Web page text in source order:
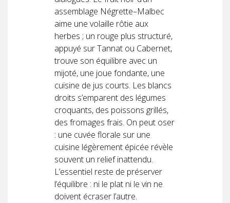
assemblage Négrette–Malbec
aime une volaille rôtie aux
herbes ; un rouge plus structuré,
appuyé sur Tannat ou Cabernet,
trouve son équilibre avec un
mijoté, une joue fondante, une
cuisine de jus courts. Les blancs
droits s’emparent des légumes
croquants, des poissons grillés,
des fromages frais. On peut oser
: une cuvée florale sur une
cuisine légèrement épicée révèle
souvent un relief inattendu.
L’essentiel reste de préserver
l’équilibre : ni le plat ni le vin ne
doivent écraser l’autre.